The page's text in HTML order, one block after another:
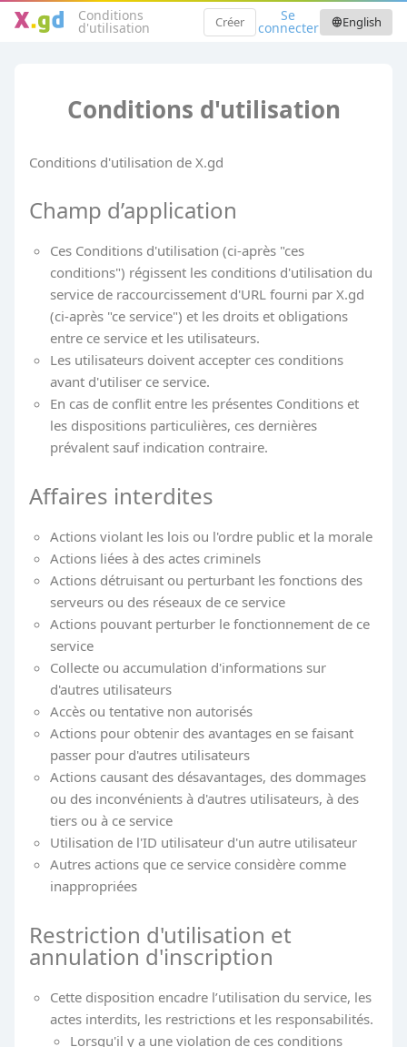
Conditions
d'utilisation Créer Se
connecter languageEnglish
Conditions d'utilisation
Conditions d'utilisation de X.gd
Champ d’application
Ces Conditions d'utilisation (ci-après "ces
conditions") régissent les conditions d'utilisation du
service de raccourcissement d'URL fourni par X.gd
(ci-après "ce service") et les droits et obligations
entre ce service et les utilisateurs.
Les utilisateurs doivent accepter ces conditions
avant d'utiliser ce service.
En cas de conflit entre les présentes Conditions et
les dispositions particulières, ces dernières
prévalent sauf indication contraire.
Affaires interdites
Actions violant les lois ou l'ordre public et la morale
Actions liées à des actes criminels
Actions détruisant ou perturbant les fonctions des
serveurs ou des réseaux de ce service
Actions pouvant perturber le fonctionnement de ce
service
Collecte ou accumulation d'informations sur
d'autres utilisateurs
Accès ou tentative non autorisés
Actions pour obtenir des avantages en se faisant
passer pour d'autres utilisateurs
Actions causant des désavantages, des dommages
ou des inconvénients à d'autres utilisateurs, à des
tiers ou à ce service
Utilisation de l'ID utilisateur d'un autre utilisateur
Autres actions que ce service considère comme
inappropriées
Restriction d'utilisation et
annulation d'inscription
Cette disposition encadre l’utilisation du service, les
actes interdits, les restrictions et les responsabilités.
Lorsqu'il y a une violation de ces conditions